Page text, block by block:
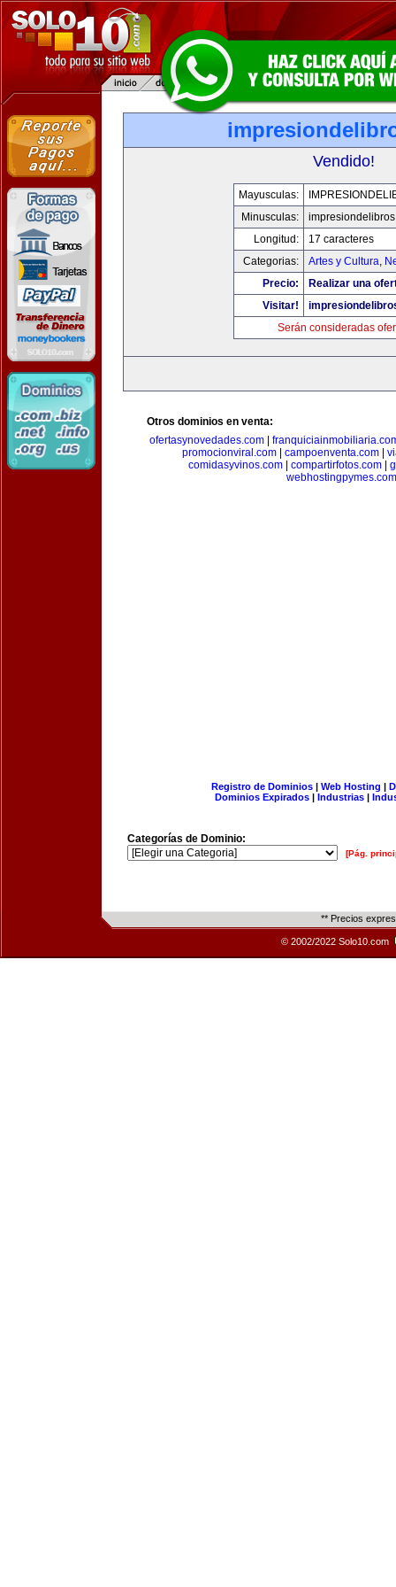
Vendido!
Mayusculas:
Minusculas:
Longitud:
17 caracteres
Categorias:
Artes y Cultura,
Precio:
Realizar una
Visitar!
Serán consideradas
Otros dominios en venta:
ofertasynovedades.com|
promocionviral.com
campoenventa.com
comidasyvinos.com| compartirfotos.com|
webhostingpymes.com
Registro de Dominios| Web Hosting |
Dominios Expirados | Industrias |
Categorías de Dominio:
[Pág.
** Precios
© 2002/2022 Solo10.com